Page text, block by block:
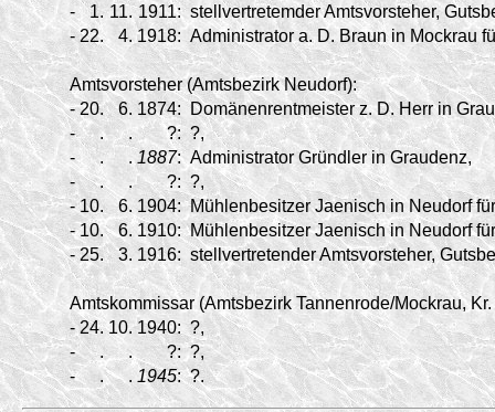
-
1. 11. 1911: stellvertretemder Amtsvorsteher,
- 22. 4. 1918: Administrator a. D. Braun in Mockrau
Amtsvorsteher (Amtsbezirk Neudorf):
- 20. 6. 1874: Domänenrentmeister z. D. Herr in
-
. . ?: ?,
-
. . 1887: Administrator Gründler in Graudenz,
-
. . ?: ?,
- 10. 6. 1904: Mühlenbesitzer Jaenisch in Neudorf
- 10. 6. 1910: Mühlenbesitzer Jaenisch in Neudorf
- 25. 3. 1916: stellvertretender Amtsvorsteher,
Amtskommissar (Amtsbezirk Tannenrode/Mockrau,
- 24. 10. 1940: ?,
-
. . ?: ?,
-
. . 1945: ?.